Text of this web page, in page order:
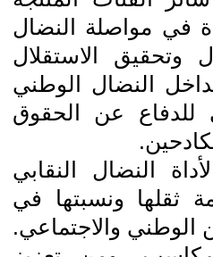
في مواصلة النضال
الاستقلال
النضال الوطني
للدفاع عن الحقوق
النضال النقابي
ثقلها ونسبتها في
الوطني والاجتماعي.